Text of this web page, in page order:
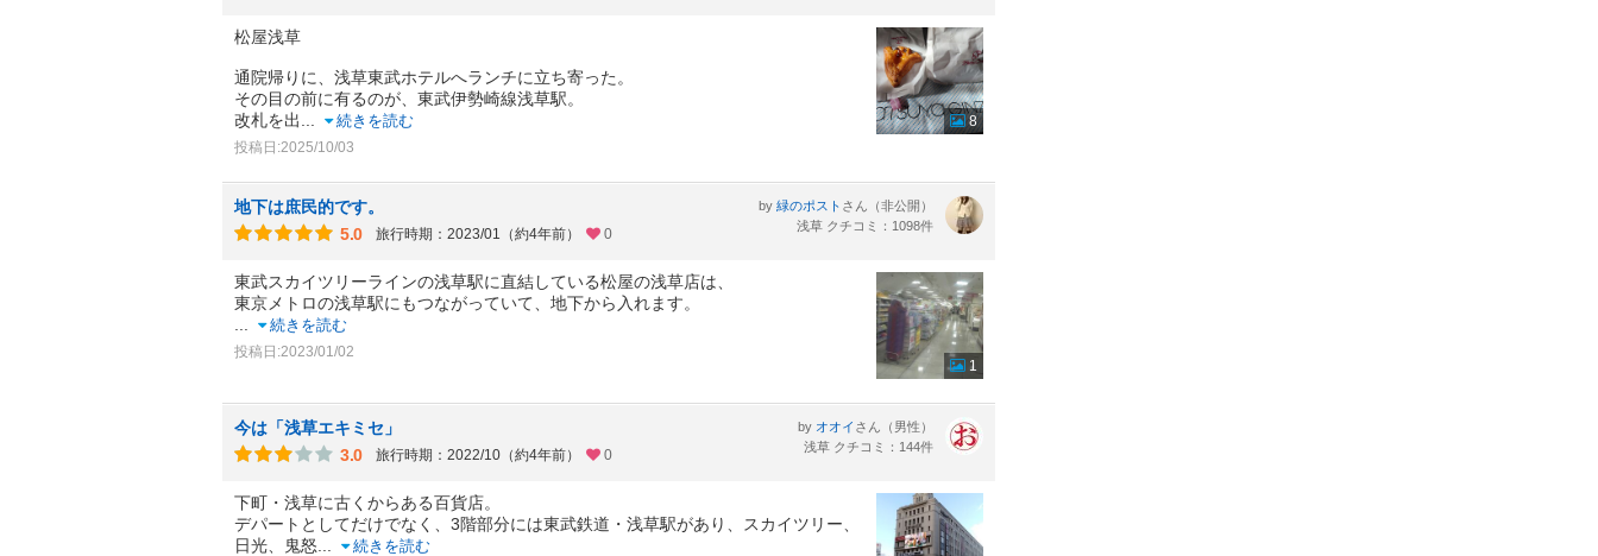
松屋浅草
通院帰りに、浅草東武ホテルへランチに立ち寄った。
その目の前に有るのが、東武伊勢崎線浅草駅。
改札を出
続きを読む
投稿日:2025/10/03
8
地下は庶民的です。
5.0
旅行時期：2023/01（約4年前） 0
by 緑のポスト さん（非公開）
浅草 クチコミ：1098件
東武スカイツリーラインの浅草駅に直結している松屋の浅草店は、
東京メトロの浅草駅にもつながっていて、地下から入れます。
続きを読む
投稿日:2023/01/02
1
今は「浅草エキミセ」
3.0
旅行時期：2022/10（約4年前） 0
by オオイ さん（男性）
浅草 クチコミ：144件
下町・浅草に古くからある百貨店。
デパートとしてだけでなく、3階部分には東武鉄道・浅草駅があり、スカイツリー、
日光、鬼怒
続きを読む